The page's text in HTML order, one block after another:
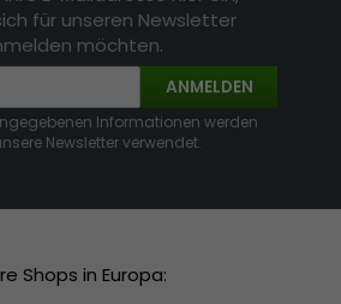
für unseren Newsletter
möchten.
ANMELDEN
Informationen werden
Newsletter verwendet.
Shops in Europa: